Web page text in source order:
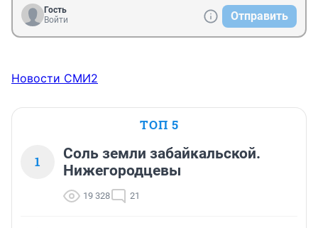
Гость
Войти
Отправить
Новости СМИ2
ТОП 5
1
Соль земли забайкальской.
Нижегородцевы
19 328 21